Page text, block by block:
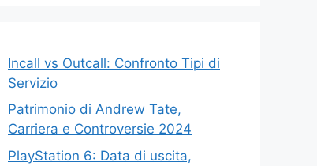
Incall vs Outcall: Confronto Tipi di
Servizio
Patrimonio di Andrew Tate,
Carriera e Controversie 2024
PlayStation 6: Data di uscita,